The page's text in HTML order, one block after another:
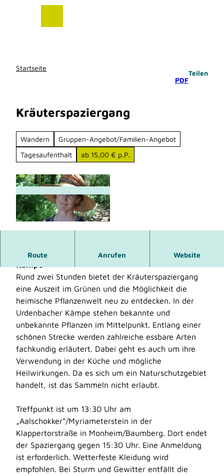
Startseite
PDF
Teilen
Kräuterspaziergang
Wandern
Gruppen-Angebot/Familien-Angebot
Tagesaufenthalt
ab 15,00 € p.P.
© Doerte Fähling
Route Anrufen Website
Kräutersparziergang rund um die Urdenbacher
Rund zwei Stunden bietet der Kräuterspaziergang
eine Auszeit im Grünen und die Möglichkeit die
heimische Pflanzenwelt neu zu entdecken. In der
Urdenbacher Kämpe stehen bekannte und
unbekannte Pflanzen im Mittelpunkt. Entlang einer
schönen Strecke werden zahlreiche essbare Arten
fachkundig erläutert. Dabei geht es auch um ihre
Verwendung in der Küche und mögliche
Heilwirkungen. Da es sich um ein Naturschutzgebiet
handelt, ist das Sammeln nicht erlaubt.
Treffpunkt ist um 13:30 Uhr am
„Aalschokker“/Myriameterstein in der
Klappertorstraße in Monheim/Baumberg. Dort endet
der Spaziergang gegen 15:30 Uhr. Eine Anmeldung
ist erforderlich. Wetterfeste Kleidung wird
empfohlen. Bei Sturm und Gewitter entfällt die